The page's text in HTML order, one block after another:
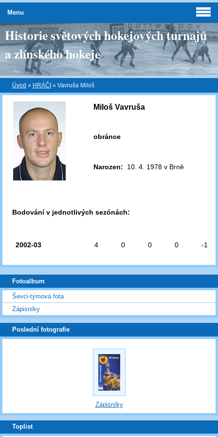
Historie světových hokejových turnajů
a zlínského hokeje
Úvod » HRÁČI » Vavruša Miloš
Miloš Vavruša
obránce
Narozen: 10. 4. 1978 v Brně
Bodování v jednotlivých sezónách:
2002-03 4 0 0 0 -1
Menu
Fotoalbum
Ševci-týmová fota
Zápisníky
Poslední fotografie
Zápisníky
Toplist